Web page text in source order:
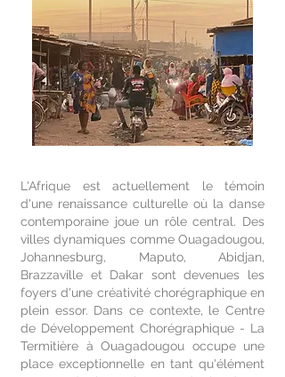
L'Afrique est actuellement le témoin
d'une renaissance culturelle où la danse
contemporaine joue un rôle central. Des
villes dynamiques comme Ouagadougou,
Johannesburg, Maputo, Abidjan,
Brazzaville et Dakar sont devenues les
foyers d'une créativité chorégraphique en
plein essor. Dans ce contexte, le Centre
de Développement Chorégraphique - La
Termitière à Ouagadougou occupe une
place exceptionnelle en tant qu'élément